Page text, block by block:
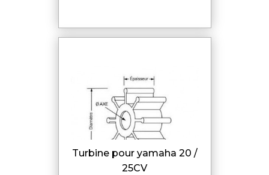
turbine pour yamaha 20 /
25CV